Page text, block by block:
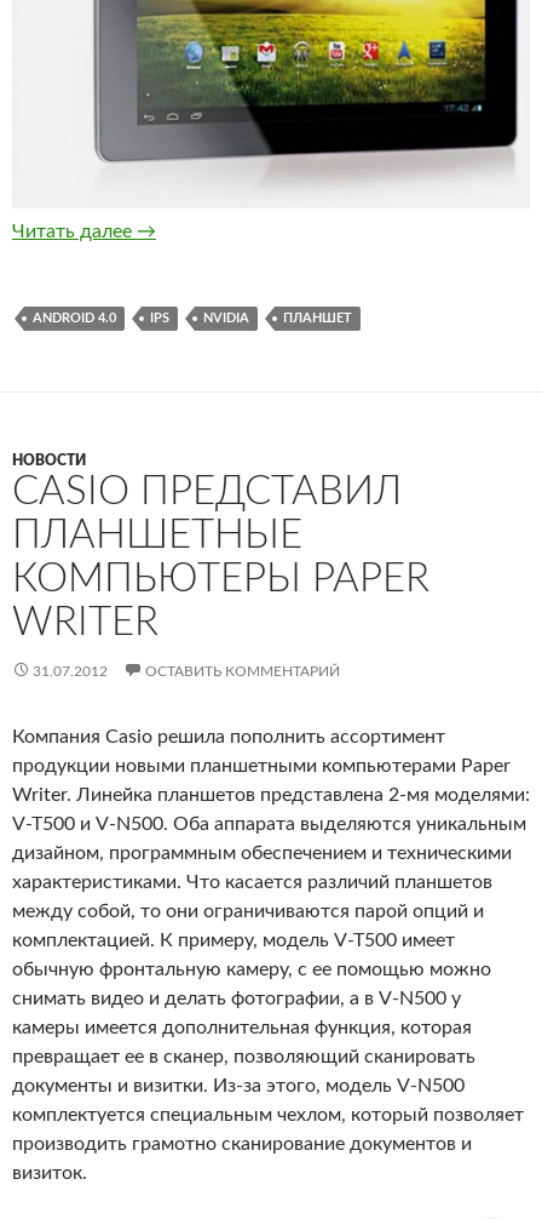
Читать далее Читайте подробнее об Olipad 3 на
→
ANDROID 4.0 IPS NVIDIA ПЛАНШЕТ
НОВОСТИ
CASIO ПРЕДСТАВИЛ
ПЛАНШЕТНЫЕ
КОМПЬЮТЕРЫ PAPER
WRITER
31.07.2012 ОСТАВИТЬ КОММЕНТАРИЙ
Компания Casio решила пополнить ассортимент
продукции новыми планшетными компьютерами Paper
Writer. Линейка планшетов представлена 2-мя моделями:
V-T500 и V-N500. Оба аппарата выделяются уникальным
дизайном, программным обеспечением и техническими
характеристиками. Что касается различий планшетов
между собой, то они ограничиваются парой опций и
комплектацией. К примеру, модель V-T500 имеет
обычную фронтальную камеру, с ее помощью можно
снимать видео и делать фотографии, а в V-N500 у
камеры имеется дополнительная функция, которая
превращает ее в сканер, позволяющий сканировать
документы и визитки. Из-за этого, модель V-N500
комплектуется специальным чехлом, который позволяет
производить грамотно сканирование документов и
визиток.